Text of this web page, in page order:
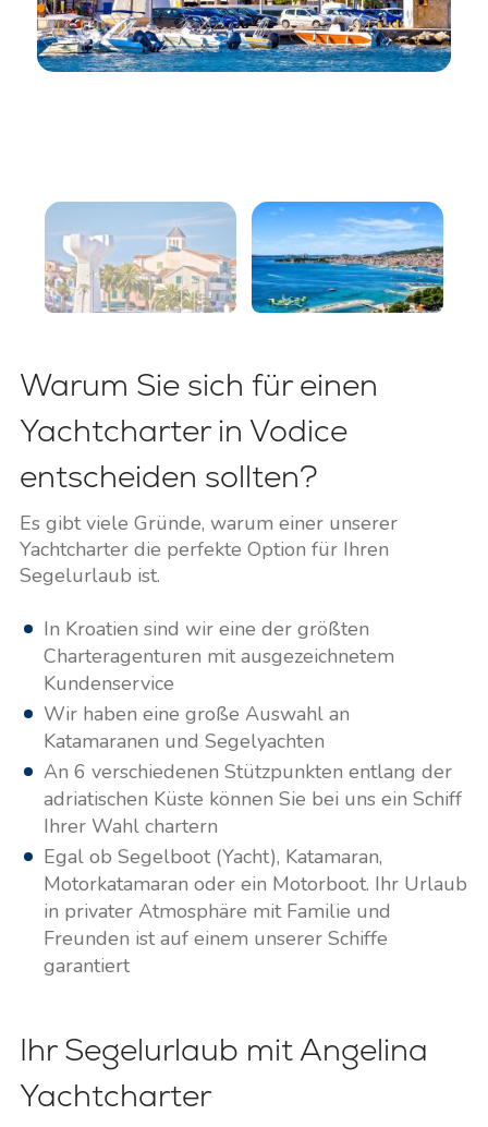
Warum Sie sich für einen
Yachtcharter in Vodice
entscheiden sollten?
Es gibt viele Gründe, warum einer unserer
Yachtcharter die perfekte Option für Ihren
Segelurlaub ist.
In Kroatien sind wir eine der größten
Charteragenturen mit ausgezeichnetem
Kundenservice
Wir haben eine große Auswahl an
Katamaranen und Segelyachten
An 6 verschiedenen Stützpunkten entlang der
adriatischen Küste können Sie bei uns ein Schiff
Ihrer Wahl chartern
Egal ob Segelboot (Yacht), Katamaran,
Motorkatamaran oder ein Motorboot. Ihr Urlaub
in privater Atmosphäre mit Familie und
Freunden ist auf einem unserer Schiffe
garantiert
Ihr Segelurlaub mit Angelina
Yachtcharter